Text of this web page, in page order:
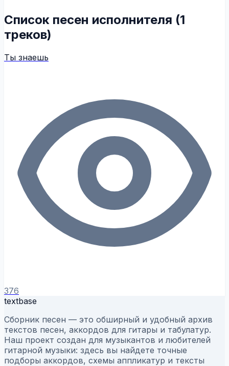
Список песен исполнителя (1
треков)
Ты знаешь
376
textbase
Сборник песен — это обширный и удобный архив
текстов песен, аккордов для гитары и табулатур.
Наш проект создан для музыкантов и любителей
гитарной музыки: здесь вы найдете точные
подборы аккордов, схемы аппликатур и тексты